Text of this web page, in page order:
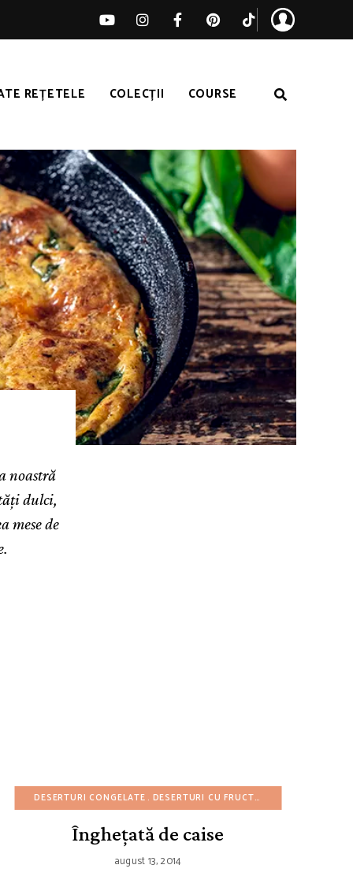
REȚETELE COLECȚII COURSE
noastră
dulci,
mese de
FĂRĂ LACTATE REȚETE FĂRĂ OUĂ REȚETE FĂRĂ ZAHĂR
AMERICANE REȚETE CU BUGET REDUS REȚETE DE GUSTĂRI
DESERTURI CONGELATE DESERTURI CU FRUCTE
Înghețată de caise
august 13, 2014